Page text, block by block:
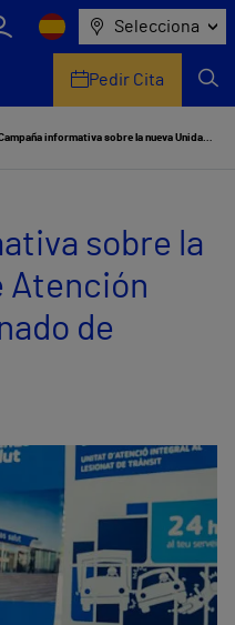
Selecciona
Pedir Cita
Campaña informativa sobre la nueva Unidad de Atención Integral al Lesionado de Tráfico
sobre la
Atención
de